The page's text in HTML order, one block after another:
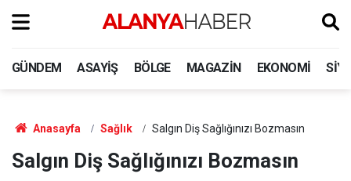
GÜNDEM ASAYIŞ BÖLGE MAGAZIN EKONOMI
Anasayfa Sağlık Salgın Diş Sağlığınızı Bozmasın
Salgın Diş Sağlığınızı Bozmasın